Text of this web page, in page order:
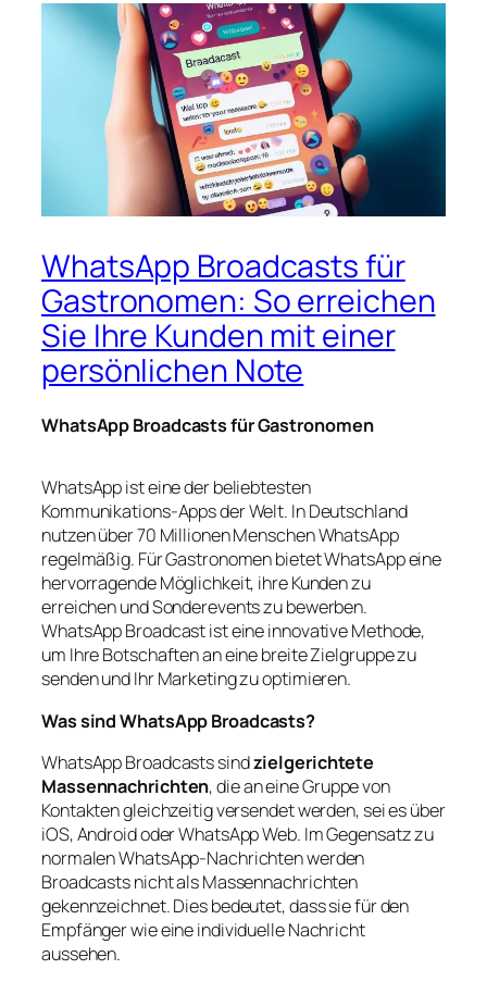
WhatsApp Broadcasts für
Gastronomen: So erreichen
Sie Ihre Kunden mit einer
persönlichen Note
WhatsApp Broadcasts für Gastronomen
WhatsApp ist eine der beliebtesten
Kommunikations-Apps der Welt. In Deutschland
nutzen über 70 Millionen Menschen WhatsApp
regelmäßig. Für Gastronomen bietet WhatsApp eine
hervorragende Möglichkeit, ihre Kunden zu
erreichen und Sonderevents zu bewerben.
WhatsApp Broadcast ist eine innovative Methode,
um Ihre Botschaften an eine breite Zielgruppe zu
senden und Ihr Marketing zu optimieren.
Was sind WhatsApp Broadcasts?
WhatsApp Broadcasts sindzielgerichtete
Massennachrichten, die an eine Gruppe von
Kontakten gleichzeitig versendet werden, sei es über
iOS, Android oder WhatsApp Web. Im Gegensatz zu
normalen WhatsApp-Nachrichten werden
Broadcasts nicht als Massennachrichten
gekennzeichnet. Dies bedeutet, dass sie für den
Empfänger wie eine individuelle Nachricht
aussehen.